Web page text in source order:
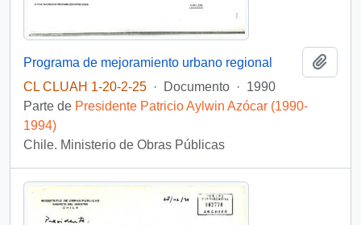
Programa de mejoramiento urbano regional
CL CLUAH 1-20-2-25 · Documento · 1990
Parte de Presidente Patricio Aylwin Azócar (1990-
1994)
Chile. Ministerio de Obras Públicas